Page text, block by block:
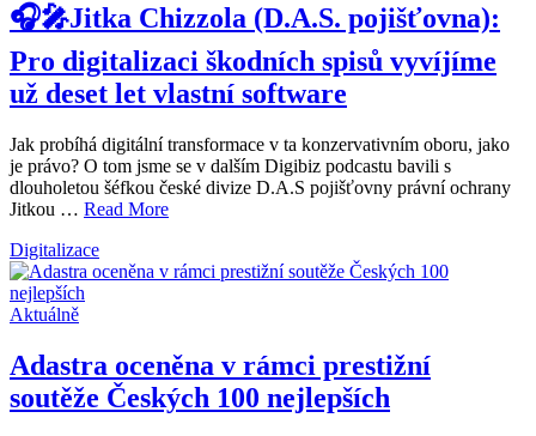
🎧🎤Jitka Chizzola (D.A.S. pojišťovna):
Pro digitalizaci škodních spisů vyvíjíme
už deset let vlastní software
Jak probíhá digitální transformace v ta konzervativním oboru, jako
je právo? O tom jsme se v dalším Digibiz podcastu bavili s
dlouholetou šéfkou české divize D.A.S pojišťovny právní ochrany
Jitkou … Read More
Digitalizace
Aktuálně
Adastra oceněna v rámci prestižní
soutěže Českých 100 nejlepších